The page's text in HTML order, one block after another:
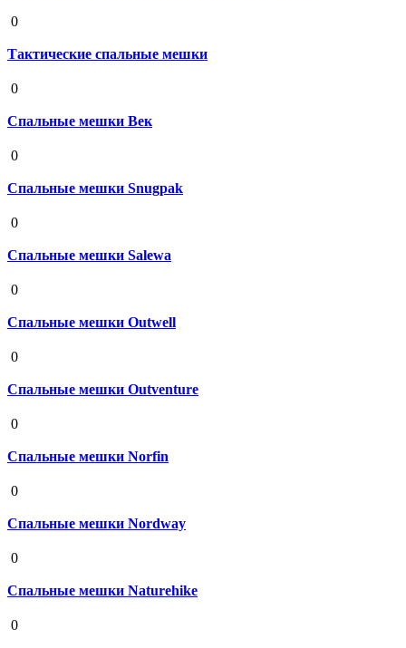
0
Тактические спальные мешки
0
Спальные мешки Век
0
Спальные мешки Snugpak
0
Спальные мешки Salewa
0
Спальные мешки Outwell
0
Спальные мешки Outventure
0
Спальные мешки Norfin
0
Спальные мешки Nordway
0
Спальные мешки Naturehike
0